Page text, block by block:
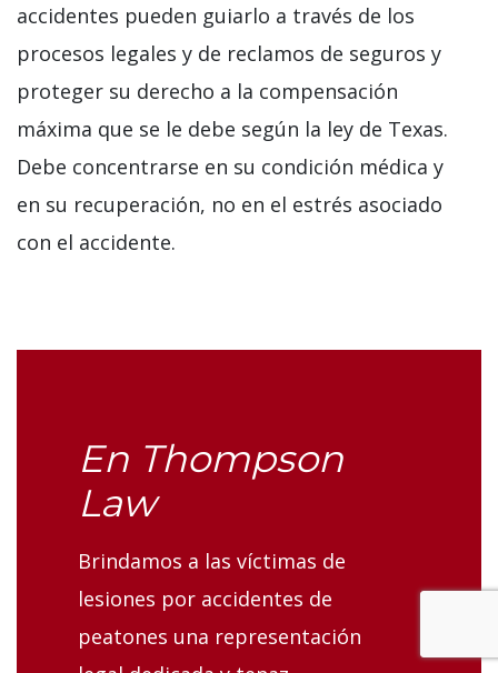
accidentes pueden guiarlo a través de los
procesos legales y de reclamos de seguros y
proteger su derecho a la compensación
máxima que se le debe según la ley de Texas.
Debe concentrarse en su condición médica y
en su recuperación, no en el estrés asociado
con el accidente.
En Thompson
Law
Brindamos a las víctimas de
lesiones por accidentes de
peatones una representación